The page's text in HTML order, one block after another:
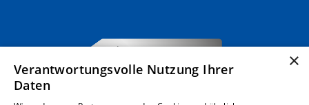
×
Verantwortungsvolle Nutzung Ihrer
Daten